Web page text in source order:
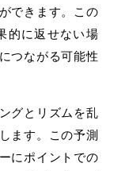
できます。この
的に返せない場
つながる可能性
グとリズムを乱
ます。この予測
にポイントでの